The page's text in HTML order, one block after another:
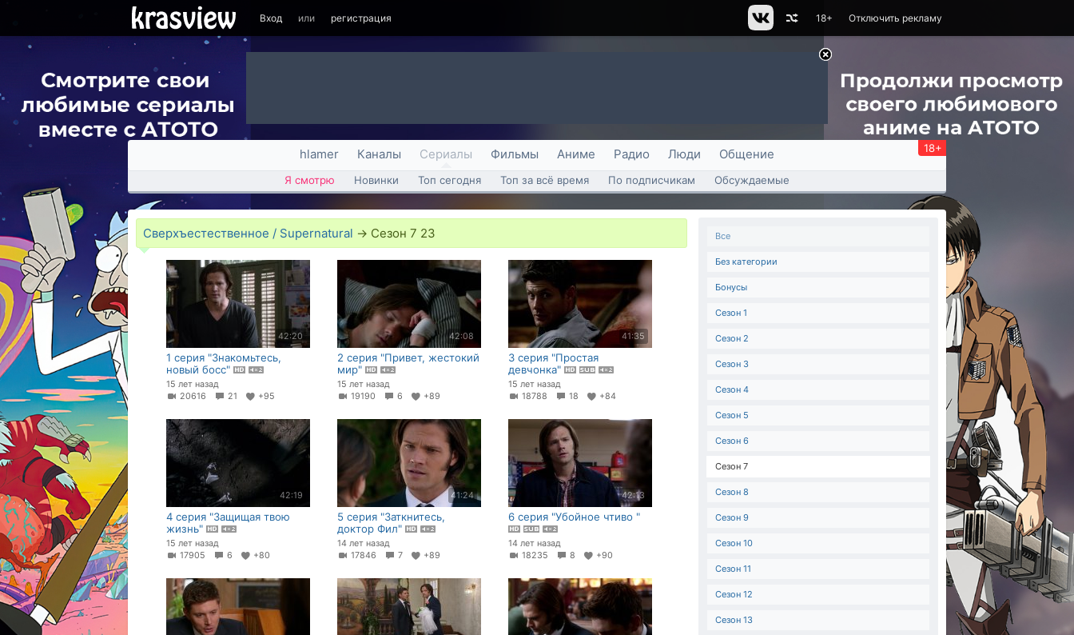
Вход или регистрация Отключить рекламу
18+
hlamer Каналы Сериалы Фильмы Аниме Радио Люди Общение 18+
Я смотрю Новинки Топ сегодня Топ за всё время По подписчикам Обсуждаемые
Сверхъестественное / Supernatural → Сезон 7 23
42:20
1 серия "Знакомьтесь,
новый босс"
15 лет назад
20616
21 +95
42:08
2 серия "Привет, жестокий
мир"
15 лет назад
19190
6 +89
41:35
3 серия "Простая
девчонка"
15 лет назад
18788
18 +84
42:19
4 серия "Защищая твою
жизнь"
15 лет назад
17905
6 +80
41:24
5 серия "Заткнитесь,
доктор Фил"
14 лет назад
17846
7 +89
42:13
6 серия "Убойное чтиво "
14 лет назад
18235
8 +90
Все
Без категории
Бонусы
Сезон 1
Сезон 2
Сезон 3
Сезон 4
Сезон 5
Сезон 6
Сезон 7
Сезон 8
Сезон 9
Сезон 10
Сезон 11
Сезон 12
Сезон 13